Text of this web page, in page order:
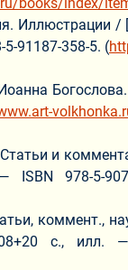
Иллюстрации /
91187-358-5. (
и
978-5-
коммент.,
с., илл. —